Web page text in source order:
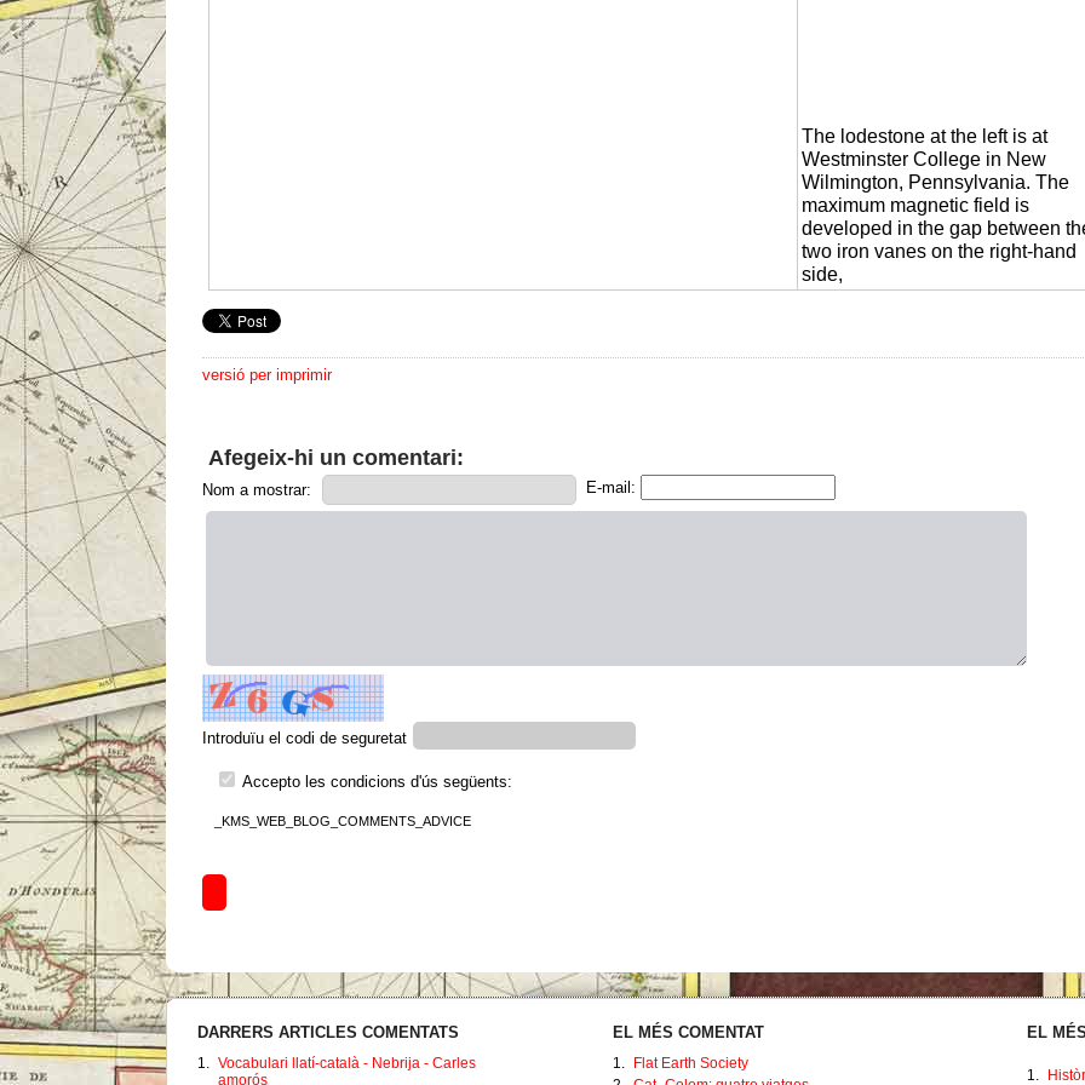
The lodestone at the left is at
Westminster College in New
Wilmington, Pennsylvania. The
maximum magnetic field is
developed in the gap between
two iron vanes on the right-hand
side,
versió per imprimir
Afegeix-hi un comentari:
Nom a mostrar: E-mail:
Introduïu el codi de seguretat
Accepto les condicions d'ús següents:
_KMS_WEB_BLOG_COMMENTS_ADVICE
DARRERS ARTICLES COMENTATS
1. Vocabulari llatí-català - Nebrija - Carles
amorós
EL MÉS COMENTAT
1.
Flat Earth Society
EL
1.